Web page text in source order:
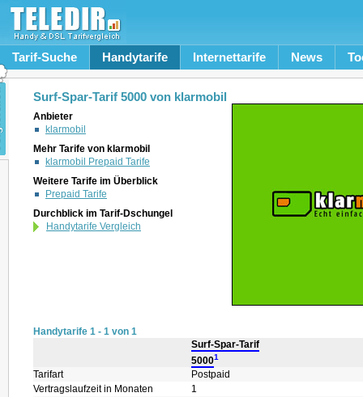
Tarif-Suche Handytarife Internettarife News
Surf-Spar-Tarif 5000 von klarmobil
Anbieter
klarmobil
Mehr Tarife von klarmobil
klarmobil Prepaid Tarife
Weitere Tarife im Überblick
Prepaid Tarife
Durchblick im Tarif-Dschungel
Handytarife Vergleich
Handytarife 1 - 1 von 1
Surf-Spar-Tarif
50001
Tarifart
Postpaid
Vertragslaufzeit in Monaten
1